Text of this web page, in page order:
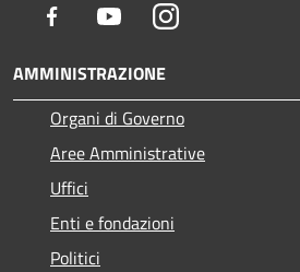
Facebook YoutubeInstagram
AMMINISTRAZIONE
Organi di Governo
Aree Amministrative
Uffici
Enti e fondazioni
Politici